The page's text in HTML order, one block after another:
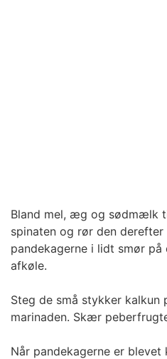
Bland mel, æg og sødmælk
spinaten og rør den derefter
pandekagerne i lidt smør på
afkøle.
Steg de små stykker kalkun
marinaden. Skær
Når pandekagerne er